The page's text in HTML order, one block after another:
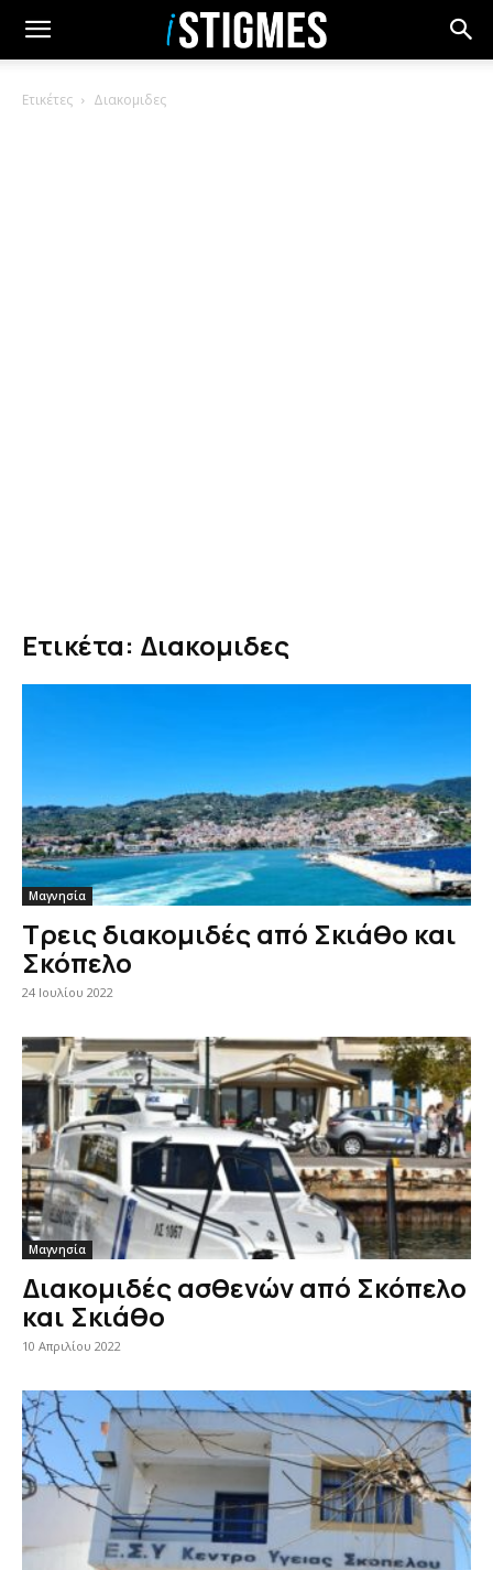
Ετικέτες Διακομιδες
Ετικέτα: Διακομιδες
Μαγνησία
Τρεις διακομιδές από Σκιάθο και
Σκόπελο
24 Ιουλίου 2022
Μαγνησία
Διακομιδές ασθενών από Σκόπελο
και Σκιάθο
10 Απριλίου 2022